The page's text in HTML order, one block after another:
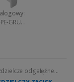
GRU...
odgałęźne